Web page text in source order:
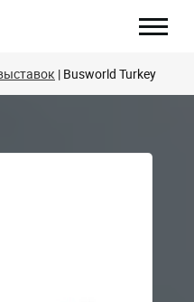
Busworld Turkey